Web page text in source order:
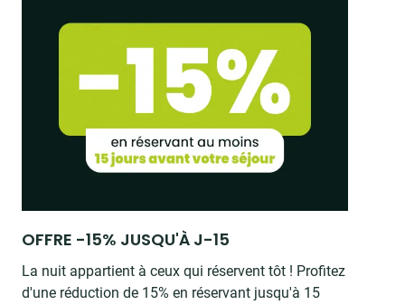
OFFRE -15% JUSQU'À J-15
La nuit appartient à ceux qui réservent tôt ! Profitez
d'une réduction de 15% en réservant jusqu'à 15